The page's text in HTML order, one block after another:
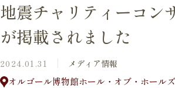
地震チャリティーコン
が掲載されました
2024.01.31 メディア情報
オルゴール博物館ホール・オブ・ホールズ